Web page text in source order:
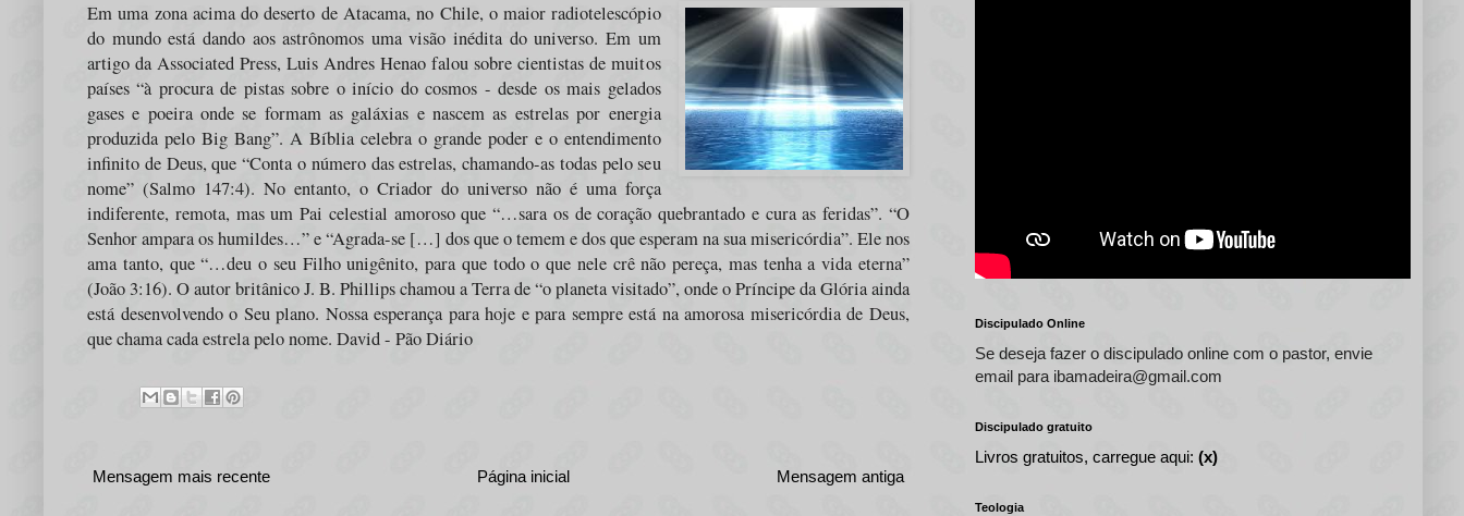
Em uma zona acima do deserto de Atacama, no Chile, o maior radiotelescópio
do mundo está dando aos astrônomos uma visão inédita do universo. Em um
artigo da Associated Press, Luis Andres Henao falou sobre cientistas de muitos
países “à procura de pistas sobre o início do cosmos - desde os mais gelados
gases e poeira onde se formam as galáxias e nascem as estrelas por energia
produzida pelo Big Bang”. A Bíblia celebra o grande poder e o entendimento
infinito de Deus, que “Conta o número das estrelas, chamando-as todas pelo seu
nome” (Salmo 147:4). No entanto, o Criador do universo não é uma força
indiferente, remota, mas um Pai celestial amoroso que “…sara os de coração quebrantado e cura as feridas”. “O
Senhor ampara os humildes…” e “Agrada-se […] dos que o temem e dos que esperam na sua misericórdia”. Ele nos
ama tanto, que “…deu o seu Filho unigênito, para que todo o que nele crê não pereça, mas tenha a vida eterna”
(João 3:16). O autor britânico J. B. Phillips chamou a Terra de “o planeta visitado”, onde o Príncipe da Glória ainda
está desenvolvendo o Seu plano. Nossa esperança para hoje e para sempre está na amorosa misericórdia de Deus,
que chama cada estrela pelo nome. David - Pão Diário
Mensagem mais recente Mensagem antiga
Página inicial
Discipulado Online
Se deseja fazer o discipulado online com o pastor, envie
email para ibamadeira@gmail.com
Discipulado gratuito
Livros gratuitos, carregue aqui: (x)
Teologia